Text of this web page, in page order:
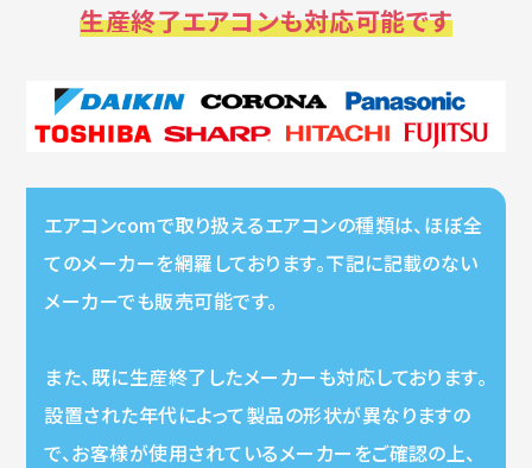
生産終了エアコンも対応可能です
エアコンcomで取り扱えるエアコンの種類は、ほぼ全
てのメーカーを網羅しております。下記に記載のない
メーカーでも販売可能です。
また、既に生産終了したメーカーも対応しております。
設置された年代によって製品の形状が異なりますの
で、お客様が使用されているメーカーをご確認の上、